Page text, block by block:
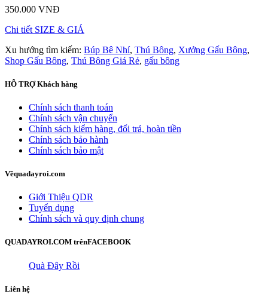
350.000 VNĐ
Chi tiết SIZE & GIÁ
Xu hướng tìm kiếm: Búp Bê Nhí, Thú Bông, Xưởng Gấu Bông,
Shop Gấu Bông, Thú Bông Giá Rẻ, gấu bông
HỖ TRỢKhách hàng
Chính sách thanh toán
Chính sách vận chuyển
Chính sách kiểm hàng, đổi trả, hoàn tiền
Chính sách bảo hành
Chính sách bảo mật
Vềquadayroi.com
Giới Thiệu QDR
Tuyển dụng
Chính sách và quy định chung
QUADAYROI.COM trênFACEBOOK
Quà Đây Rồi
Liên hệ